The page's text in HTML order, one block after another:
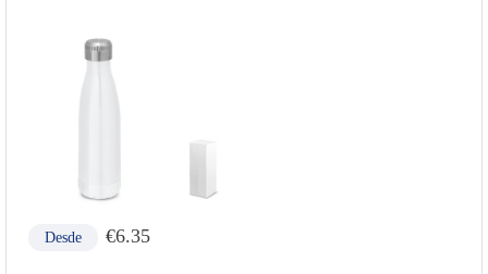
Desde €6.35